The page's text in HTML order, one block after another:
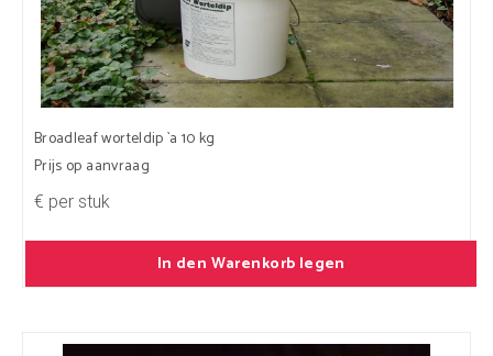
Broadleaf worteldip `a 10 kg
Prijs op aanvraag
€ per stuk
In den Warenkorb legen